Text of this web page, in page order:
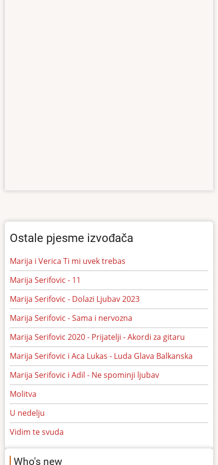
Ostale pjesme izvođača
Marija i Verica Ti mi uvek trebas
Marija Serifovic - 11
Marija Serifovic - Dolazi Ljubav 2023
Marija Serifovic - Sama i nervozna
Marija Serifovic 2020 - Prijatelji - Akordi za gitaru
Marija Serifovic i Aca Lukas - Luda Glava Balkanska
Marija Serifovic i Adil - Ne spominji ljubav
Molitva
U nedelju
Vidim te svuda
Who's new